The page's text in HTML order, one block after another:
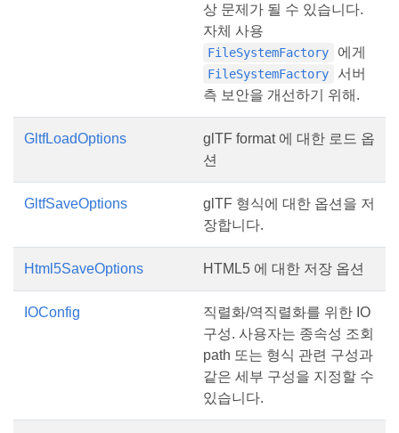
상 문제가 될 수 있습니다.
자체 사용
FileSystemFactory 에게
FileSystemFactory
서버
측 보안을 개선하기 위해.
GltfLoadOptions
glTF format 에 대한 로드 옵
션
GltfSaveOptions
glTF 형식에 대한 옵션을 저
장합니다.
Html5SaveOptions HTML5 에 대한 저장 옵션
IOConfig
직렬화/역직렬화를 위한 IO
구성. 사용자는 종속성 조회
path 또는 형식 관련 구성과
같은 세부 구성을 지정할 수
있습니다.